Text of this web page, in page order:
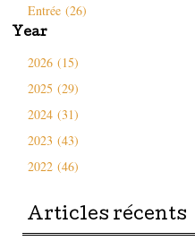
Entrée (26)
Year
2026 (15)
2025 (29)
2024 (31)
2023 (43)
2022 (46)
Articles récents